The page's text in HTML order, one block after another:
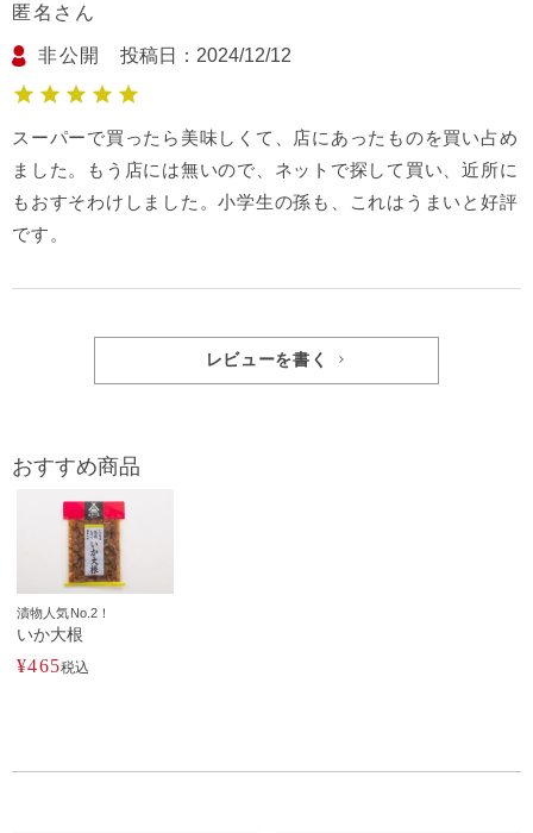
匿名
非公開 投稿日 2024/12/12
スーパーで買ったら美味しくて、店にあったものを買い占め
ました。もう店には無いので、ネットで探して買い、近所に
もおすそわけしました。小学生の孫も、これはうまいと好評
です。
レビューを書く
おすすめ商品
漬物人気No.2！
いか大根
¥465税込